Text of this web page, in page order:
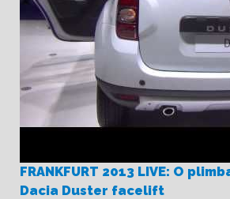
FRANKFURT 2013 LIVE: O
Dacia Duster facelift